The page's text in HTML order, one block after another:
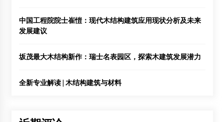
中国工程院院士崔愷：现代木结构建筑应用现状分析及未来
发展建议
坂茂最大木结构新作：瑞士名表园区，探索木建筑发展潜力
全新专业解读 | 木结构建筑与材料